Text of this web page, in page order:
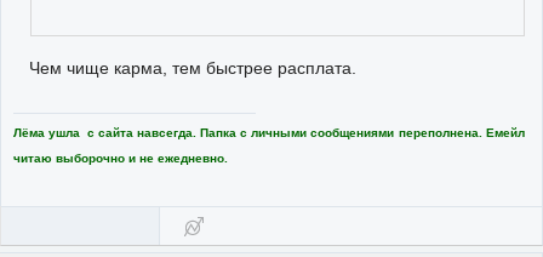
Чем чище карма, тем быстрее расплата.
Лёма ушла с сайта навсегда. Папка с личными сообщениями переполнена. Емейл
читаю выборочно и не ежедневно.